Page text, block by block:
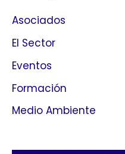
Asociados
El Sector
Eventos
Formación
Medio Ambiente